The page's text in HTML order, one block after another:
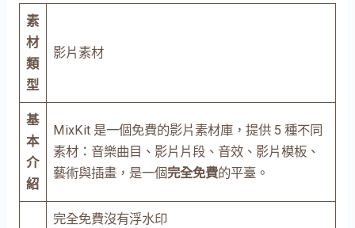
素
材
類
型
影片素材
基
本
介
紹
MixKit 是一個免費的影片素材庫，提供 5 種不同
素材：音樂曲目、影片片段、音效、影片模板、
藝術與插畫，是一個完全免費的平臺。
完全免費沒有浮水印